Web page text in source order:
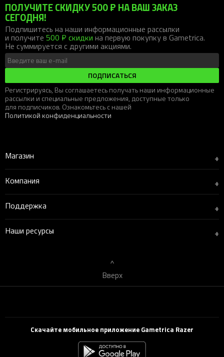
ПОЛУЧИТЕ СКИДКУ 500 ₽ НА ВАШ ЗАКАЗ
СЕГОДНЯ!
Подпишитесь на наши информационные рассылки
и получите 500 ₽ скидки на первую покупку в Gametrica.
Не суммируется с другими акциями.
ПОДПИСАТЬСЯ
Регистрируясь, Вы соглашаетесь получать наши информационные
рассылки и специальные предложения, доступные только
для подписчиков. Ознакомьтесь с нашей
Политикой конфиденциальности
Магазин +
Компания +
Поддержка +
Наши ресурсы +
Вверх
Скачайте мобильное приложение Gametrica Razer